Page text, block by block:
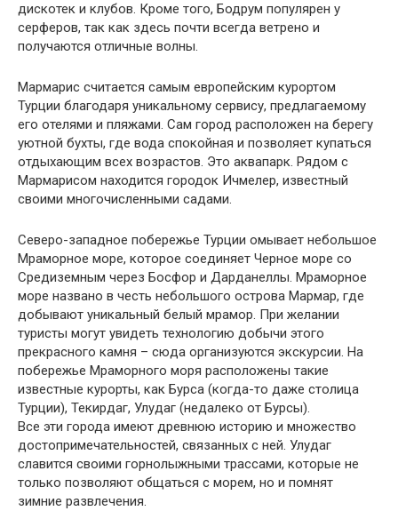
дискотек и клубов. Кроме того, Бодрум популярен у
серферов, так как здесь почти всегда ветрено и
получаются отличные волны.
Мармарис считается самым европейским курортом
Турции благодаря уникальному сервису, предлагаемому
его отелями и пляжами. Сам город расположен на берегу
уютной бухты, где вода спокойная и позволяет купаться
отдыхающим всех возрастов. Это аквапарк. Рядом с
Мармарисом находится городок Ичмелер, известный
своими многочисленными садами.
Северо-западное побережье Турции омывает небольшое
Мраморное море, которое соединяет Черное море со
Средиземным через Босфор и Дарданеллы. Мраморное
море названо в честь небольшого острова Мармар, где
добывают уникальный белый мрамор. При желании
туристы могут увидеть технологию добычи этого
прекрасного камня – сюда организуются экскурсии. На
побережье Мраморного моря расположены такие
известные курорты, как Бурса (когда-то даже столица
Турции), Текирдаг, Улудаг (недалеко от Бурсы).
Все эти города имеют древнюю историю и множество
достопримечательностей, связанных с ней. Улудаг
славится своими горнолыжными трассами, которые не
только позволяют общаться с морем, но и помнят
зимние развлечения.